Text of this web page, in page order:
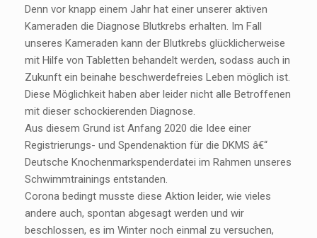
Denn vor knapp einem Jahr hat einer unserer aktiven
Kameraden die Diagnose Blutkrebs erhalten. Im Fall
unseres Kameraden kann der Blutkrebs glücklicherweise
mit Hilfe von Tabletten behandelt werden, sodass auch in
Zukunft ein beinahe beschwerdefreies Leben möglich ist.
Diese Möglichkeit haben aber leider nicht alle Betroffenen
mit dieser schockierenden Diagnose.
Aus diesem Grund ist Anfang 2020 die Idee einer
Registrierungs- und Spendenaktion für die DKMS â€“
Deutsche Knochenmarkspenderdatei im Rahmen unseres
Schwimmtrainings entstanden.
Corona bedingt musste diese Aktion leider, wie vieles
andere auch, spontan abgesagt werden und wir
beschlossen, es im Winter noch einmal zu versuchen,